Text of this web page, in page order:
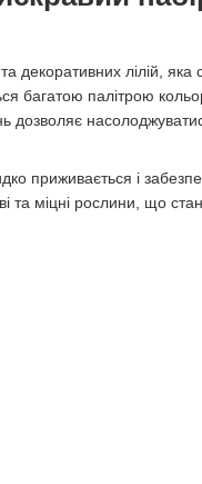
декоративних лілій,
багатою палітрою
дозволяє
приживається і
та міцні рослини, що